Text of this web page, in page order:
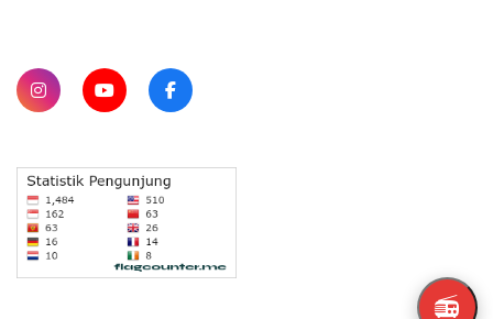
📻